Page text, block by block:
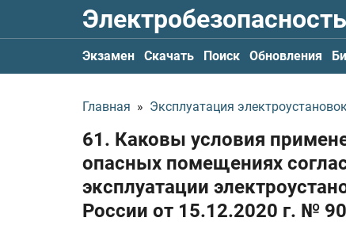
Экзамен Скачать Поиск Обновления
Главная » Эксплуатация
61. Каковы условия
опасных помещениях
эксплуатации
России от 15.12.2020 г. №